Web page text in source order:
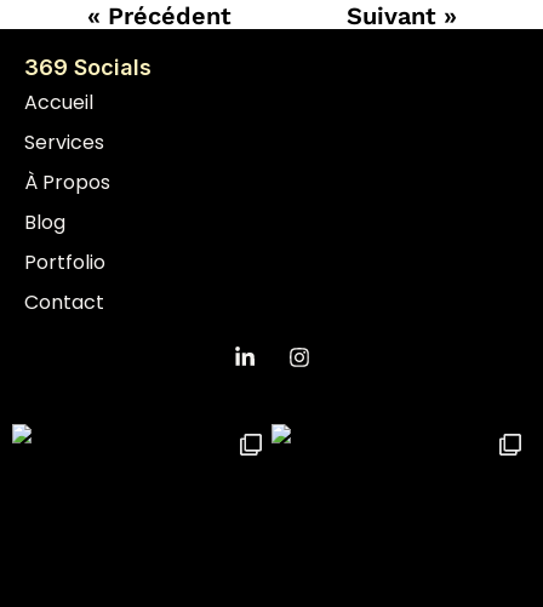
« Précédent Suivant »
369 Socials
Accueil
Services
À Propos
Blog
Portfolio
Contact